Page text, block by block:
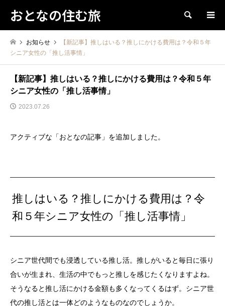
おとなの住む旅 検索
お知らせ
【新記事】推しはいる？推しにかける費用は？令和５年
シニア女性の「推し活事情」
【新記事】推しはいる？推しにかける費用は？令和５年
シニア女性の「推し活事情」
2023.07.26
アクティブな「おとなの記事」を追加しました。
推しはいる？推しにかける費用は？令
和５年シニア女性の「推し活事情」
シニア世代間でも浸透している推し活。推しがいると毎日に張り
合いが生まれ、生活の中でもっと推しを感じたくなりますよね。
そうなると推し活にかける金額も多くなってくるはず。シニア世
代の推し活とは一体どのようなものなのでしょうか。